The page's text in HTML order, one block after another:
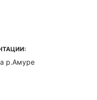
р.Амуре